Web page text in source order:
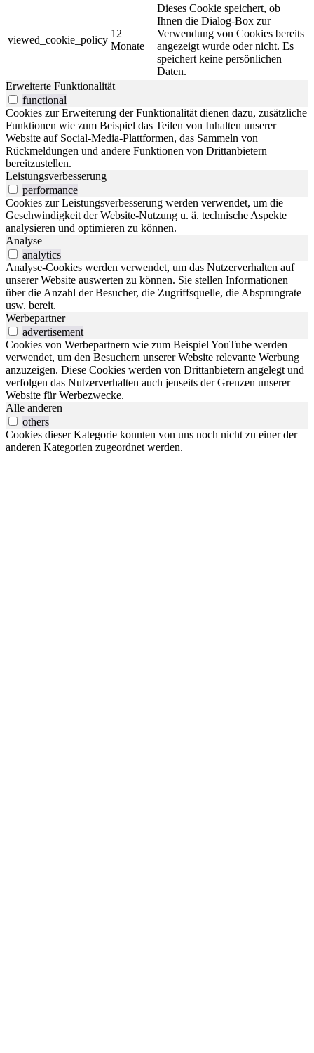
viewed_cookie_policy
12
Monate
Dieses Cookie speichert, ob
Ihnen die Dialog-Box zur
Verwendung von Cookies bereits
angezeigt wurde oder nicht. Es
speichert keine persönlichen
Daten.
Erweiterte Funktionalität
functional
Cookies zur Erweiterung der Funktionalität dienen dazu, zusätzliche
Funktionen wie zum Beispiel das Teilen von Inhalten unserer
Website auf Social-Media-Plattformen, das Sammeln von
Rückmeldungen und andere Funktionen von Drittanbietern
bereitzustellen.
Leistungsverbesserung
performance
Cookies zur Leistungsverbesserung werden verwendet, um die
Geschwindigkeit der Website-Nutzung u. ä. technische Aspekte
analysieren und optimieren zu können.
Analyse
analytics
Analyse-Cookies werden verwendet, um das Nutzerverhalten auf
unserer Website auswerten zu können. Sie stellen Informationen
über die Anzahl der Besucher, die Zugriffsquelle, die Absprungrate
usw. bereit.
Werbepartner
advertisement
Cookies von Werbepartnern wie zum Beispiel YouTube werden
verwendet, um den Besuchern unserer Website relevante Werbung
anzuzeigen. Diese Cookies werden von Drittanbietern angelegt und
verfolgen das Nutzerverhalten auch jenseits der Grenzen unserer
Website für Werbezwecke.
Alle anderen
others
Cookies dieser Kategorie konnten von uns noch nicht zu einer der
anderen Kategorien zugeordnet werden.